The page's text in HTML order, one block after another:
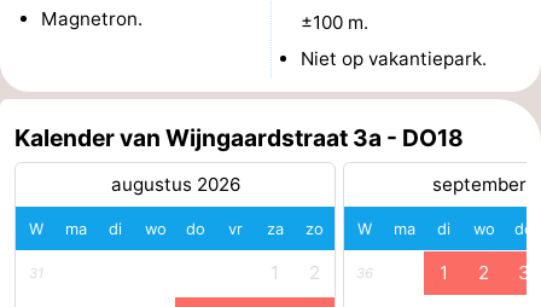
Oosterschelde
Burgh
-
Kop
Schouwen
-
Natuur
Magnetron.
±100 m.
Niet op vakantiepark.
Kalender van Wijngaardstraat 3a - DO18
augustus 2026
W ma di wo do vr za zo
31 1 2
september
W ma di wo do
36 1 2 3